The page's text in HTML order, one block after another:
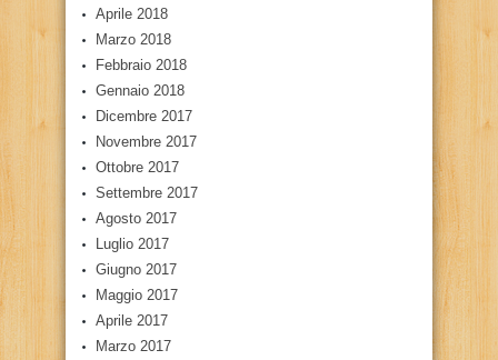
Aprile 2018
Marzo 2018
Febbraio 2018
Gennaio 2018
Dicembre 2017
Novembre 2017
Ottobre 2017
Settembre 2017
Agosto 2017
Luglio 2017
Giugno 2017
Maggio 2017
Aprile 2017
Marzo 2017